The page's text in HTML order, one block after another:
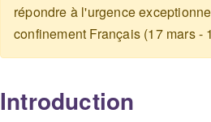
répondre à l'urgence
confinement Français (17 mars -
Introduction